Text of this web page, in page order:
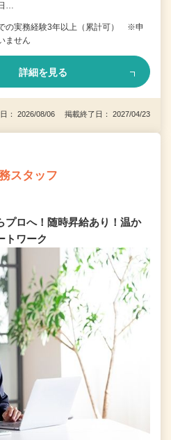
…
での実務経験3年以上（累計可） ※申
ません
詳細を見る
： 2026/08/06 掲載終了日： 2027/04/23
スタッフ
プロへ！随時昇給あり！温か
トワーク